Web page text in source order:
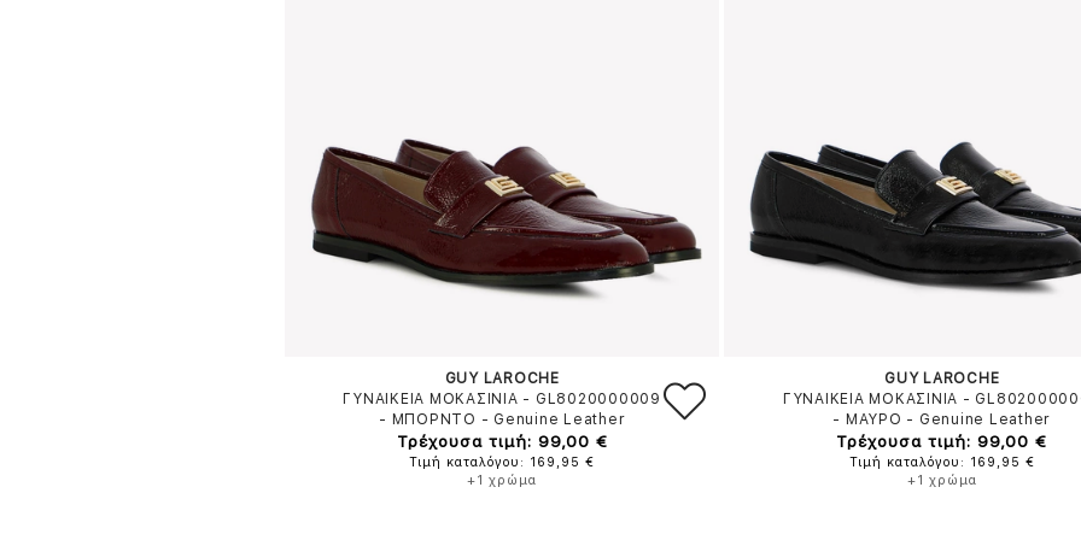
GUY LAROCHE
ΓΥΝΑΙΚΕΙΑ ΜΟΚΑΣΙΝΙΑ - GL8020000009
- ΜΠΟΡΝΤΟ - Genuine Leather
Τρέχουσα τιμή: 99,00 €
Τιμή καταλόγου: 169,95 €
+1 χρώμα
GUY LAROCHE
ΓΥΝΑΙΚΕΙΑ ΜΟΚΑΣΙΝΙΑ -
- ΜΑΥΡΟ - Genuine Leather
Τρέχουσα τιμή: 99,00 €
Τιμή καταλόγου: 169,95 €
+1 χρώμα